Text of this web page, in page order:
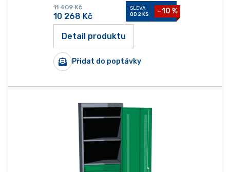
11 409 Kč
10 268 Kč
SLEVA
OD 2 KS
−10 %
Detail produktu
Přidat do poptávky